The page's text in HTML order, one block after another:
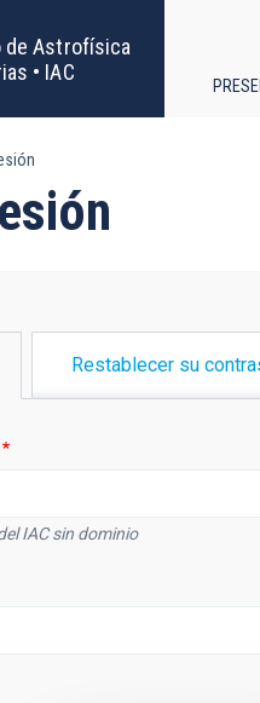
Astrofísica
• IAC
Restablecer su
IAC sin dominio